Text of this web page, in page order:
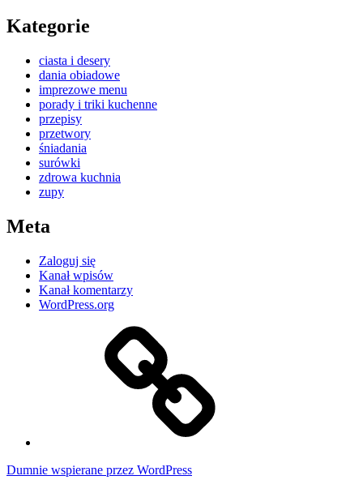
Kategorie
ciasta i desery
dania obiadowe
imprezowe menu
porady i triki kuchenne
przepisy
przetwory
śniadania
surówki
zdrowa kuchnia
zupy
Meta
Zaloguj się
Kanał wpisów
Kanał komentarzy
WordPress.org
Dumnie wspierane przez WordPress